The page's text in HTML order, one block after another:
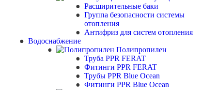
Расширительные баки
Группа безопасности системы
отопления
Антифриз для систем отопления
Водоснабжение
Полипропилен
Труба PPR FERAT
Фитинги PPR FERAT
Трубы PPR Blue Ocean
Фитинги PPR Blue Ocean